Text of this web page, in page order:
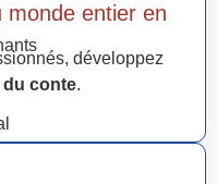
monde entier en
développez
du conte.